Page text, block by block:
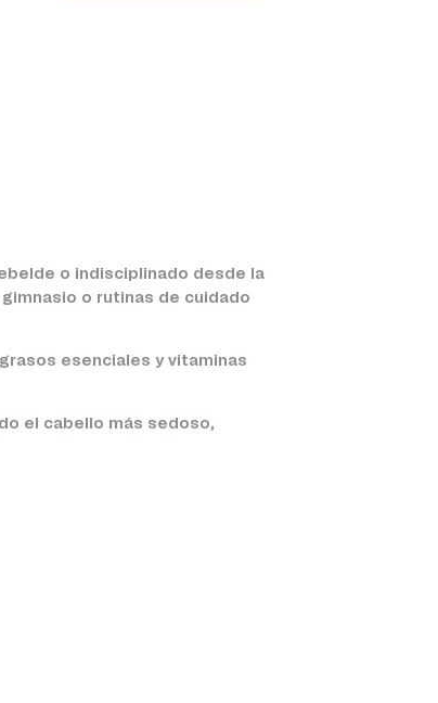
o indisciplinado desde la
o rutinas de cuidado
esenciales y vitaminas
el cabello más sedoso,